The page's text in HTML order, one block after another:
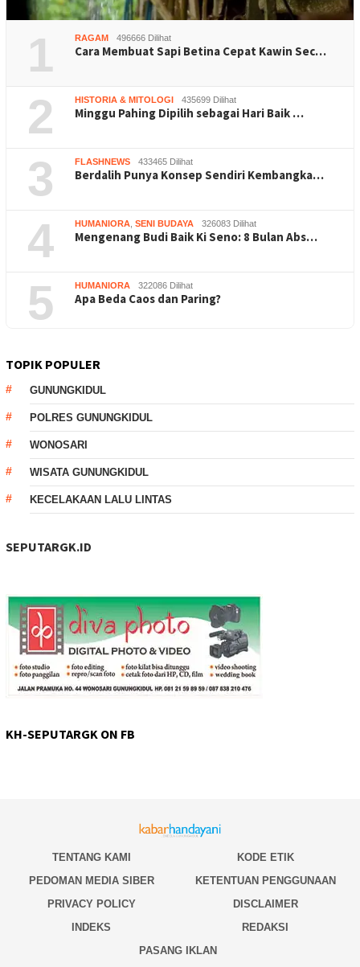
1 RAGAM 496666 Dilihat
Cara Membuat Sapi Betina Cepat Kawin Sec…
2 HISTORIA & MITOLOGI 435699 Dilihat
Minggu Pahing Dipilih sebagai Hari Baik …
3 FLASHNEWS 433465 Dilihat
Berdalih Punya Konsep Sendiri Kembangka…
4 HUMANIORA, SENI BUDAYA 326083 Dilihat
Mengenang Budi Baik Ki Seno: 8 Bulan Abs…
5 HUMANIORA 322086 Dilihat
Apa Beda Caos dan Paring?
TOPIK POPULER
GUNUNGKIDUL
POLRES GUNUNGKIDUL
WONOSARI
WISATA GUNUNGKIDUL
KECELAKAAN LALU LINTAS
SEPUTARGK.ID
KH-SEPUTARGK ON FB
TENTANG KAMI
KODE ETIK
PEDOMAN MEDIA SIBER
KETENTUAN PENGGUNAAN
PRIVACY POLICY
DISCLAIMER
INDEKS
REDAKSI
PASANG IKLAN